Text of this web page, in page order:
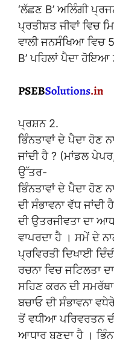
‘ਲੱਛਣ B’ ਅਲਿੰਗੀ
ਪ੍ਰਤੀਸ਼ਤ ਜੀਵਾਂ ਵਿਚ
ਵਾਲੀ ਜਨਸੰਖਿਆ ਵਿਚ
B’ ਪਹਿਲਾਂ ਪੈਦਾ ਹੋਇਆ
ਪ੍ਰਸ਼ਨ 2.
ਭਿੰਨਤਾਵਾਂ ਦੇ ਪੈਦਾ ਹੋਣ
ਜਾਂਦੀ ਹੈ ? (ਮਾਂਡਲ
ਉੱਤਰ-
ਭਿੰਨਤਾਵਾਂ ਦੇ ਪੈਦਾ ਹੋਣ
ਦੀ ਸੰਭਾਵਨਾ ਵੱਧ ਜਾਂਦੀ
ਦੀ ਉਤਰਜੀਵਤਾ ਦਾ
ਵਾਪਰਦਾ ਹੈ । ਸਮੇਂ ਦੇ
ਪ੍ਰਵਿਰਤੀ ਦਿਖਾਈ
ਰਚਨਾ ਵਿਚ ਜਟਿਲਤਾ
ਸਹਿਣ ਕਰਨ ਦੀ
ਬਚਾਓ ਦੀ ਸੰਭਾਵਨਾ
ਤੋਂ ਵਧੀਆ ਪਰਿਵਰਤਨ
ਆਧਾਰ ਬਣਦਾ ਹੈ ।